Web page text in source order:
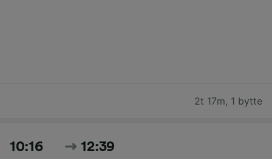
2t 17m, 1 bytte
10:16 12:39